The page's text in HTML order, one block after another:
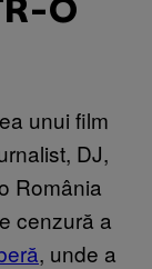
O
unui film
DJ,
România
cenzură a
, unde a